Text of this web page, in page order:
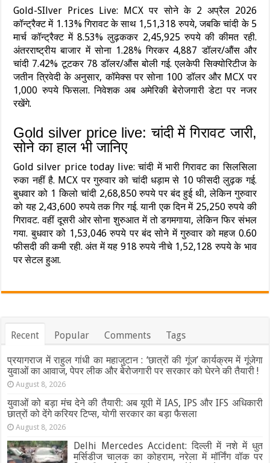
Gold-SIlver Prices Live: MCX पर सोने के 2 अप्रैल 2026
कॉन्ट्रैक्ट में 1.13% गिरावट के साथ 1,51,318 रुपये, जबकि चांदी के 5
मार्च कॉन्ट्रैक्ट में 8.53% लुढ़ककर 2,45,925 रुपये की कीमत रही.
अंतरराष्ट्रीय बाजार में सोना 1.28% गिरकर 4,887 डॉलर/औंस और
चांदी 7.42% टूटकर 78 डॉलर/औंस बोली गई. एलकेपी सिक्योरिटीज के
जतीन त्रिवेदी के अनुसार, कॉमेक्स पर सोना 100 डॉलर और MCX पर
1,000 रुपये फिसला. निवेशक अब अमेरिकी बेरोजगारी डेटा पर नजर
रखेंगे.
Gold silver price live: चांदी में गिरावट जारी,
सोने का हाल भी जानिए
Gold silver price today live: चांदी में भारी गिरावट का सिलसिला
रुका नहीं है. MCX पर गुरुवार को चांदी धड़ाम से 10 फीसदी लुढ़क गई.
बुधवार को 1 किलो चांदी 2,68,850 रुपये पर बंद हुई थी, लेकिन गुरुवार
को यह 2,43,600 रुपये तक गिर गई. यानी एक दिन में 25,250 रुपये की
गिरावट. वहीं दूसरी ओर सोना शुरुआत में तो डगमगाया, लेकिन फिर संभल
गया. बुधवार को 1,53,046 रुपये पर बंद सोने में गुरुवार को महज 0.60
फीसदी की कमी रही. अंत में यह 918 रुपये नीचे 1,52,128 रुपये के भाव
पर सेटल हुआ.
Recent Popular Comments Tags
प्रयागराज में राहुल गांधी का महाजुटान : ‘छात्रों की गूंज’ कार्यक्रम में गूंजेगा
युवाओं का आवाज, पेपर लीक और बेरोजगारी पर सरकार को घेरने की तैयारी !
August 8, 2026
युवाओं को बड़ा मंच देने की तैयारी: अब यूपी में IAS, IPS और IFS अधिकारी
छात्रों को देंगे करियर टिप्स, योगी सरकार का बड़ा फैसला
August 8, 2026
Delhi Mercedes Accident: दिल्ली में नशे में धुत
मर्सिडीज चालक का कोहराम, नरेला में मॉर्निंग वॉक पर